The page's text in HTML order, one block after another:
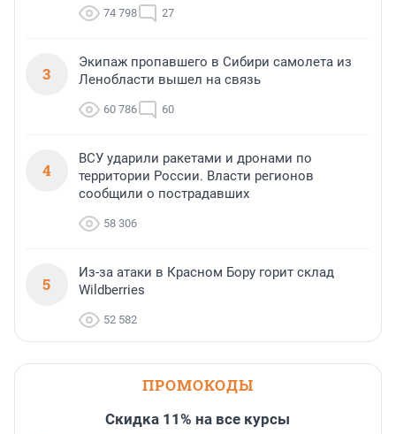
74 798 27
3
Экипаж пропавшего в Сибири самолета из
Ленобласти вышел на связь
60 786 60
4
ВСУ ударили ракетами и дронами по
территории России. Власти регионов
сообщили о пострадавших
58 306
5
Из-за атаки в Красном Бору горит склад
Wildberries
52 582
ПРОМОКОДЫ
Скидка 11% на все курсы